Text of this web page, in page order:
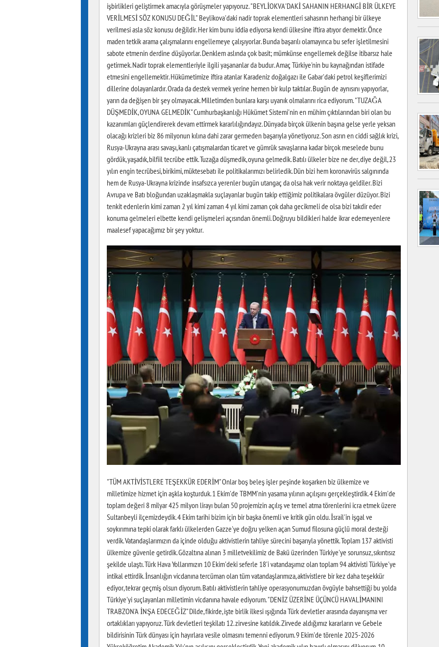
işbirlikleri geliştirmek amacıyla görüşmeler yapıyoruz. "BEYLİOKVA'DAKİ SAHANIN HERHANGİ BİR ÜLKEYE
VERİLMESİ SÖZ KONUSU DEĞİL" Beylikova'daki nadir toprak elementleri sahasının herhangi bir ülkeye
verilmesi asla söz konusu değildir. Her kim bunu iddia ediyorsa kendi ülkesine iftira atıyor demektir. Önce
maden tetkik arama çalışmalarını engellemeye çalışıyorlar. Bunda başarılı olamayınca bu sefer işletilmesini
sabote etmenin derdine düşüyorlar. Denklem aslında çok basit; mümkünse engellemek değilse itibarsız hale
getirmek. Nadir toprak elementleriyle ilgili yaşananlar da budur. Amaç Türkiye'nin bu kaynağından istifade
etmesini engellemektir. Hükümetimize iftira atanlar Karadeniz doğalgazı ile Gabar'daki petrol keşiflerimizi
dillerine dolayanlardır. Orada da destek vermek yerine hemen bir kulp taktılar. Bugün de aynısını yapıyorlar,
yarın da değişen bir şey olmayacak. Milletimden bunlara karşı uyanık olmalarını rica ediyorum. "TUZAĞA
DÜŞMEDİK, OYUNA GELMEDİK" Cumhurbaşkanlığı Hükümet Sistemi'nin en mühim çıktılarından biri olan bu
kazanımları güçlendirerek devam ettirmek kararlılığındayız. Dünyada birçok ülkenin başına gelse yerle yeksan
olacağı krizleri biz 86 milyonun kılına dahi zarar germeden başarıyla yönetiyoruz. Son asrın en ciddi sağlık krizi,
Rusya-Ukrayna arası savaşı, kanlı çatışmalardan ticaret ve gümrük savaşlarına kadar birçok meselede bunu
gördük, yaşadık, bilfiil tecrübe ettik. Tuzağa düşmedik, oyuna gelmedik. Batılı ülkeler bize ne der, diye değil, 23
yılın engin tecrübesi, birikimi, müktesebatı ile politikalarımızı belirledik. Dün bizi hem koronavirüs salgınında
hem de Rusya-Ukrayna krizinde insafsızca yerenler bugün utangaç da olsa hak verir noktaya geldiler. Bizi
Avrupa ve Batı bloğundan uzaklaşmakla suçlayanlar bugün takip ettiğimiz politikalara övgüler düzüyor. Bizi
tenkit edenlerin kimi zaman 2 yıl kimi zaman 4 yıl kimi zaman çok daha gecikmeli de olsa bizi takdir eder
konuma gelmeleri elbette kendi gelişmeleri açısından önemli. Doğruyu bildikleri halde ikrar edemeyenlere
maalesef yapacağımız bir şey yoktur.
"TÜM AKTİVİSTLERE TEŞEKKÜR EDERİM" Onlar boş beleş işler peşinde koşarken biz ülkemize ve
milletimize hizmet için aşkla koşturduk. 1 Ekim'de TBMM'nin yasama yılının açılışını gerçekleştirdik. 4 Ekim'de
toplam değeri 8 milyar 425 milyon lirayı bulan 50 projemizin açılış ve temel atma törenlerini icra etmek üzere
Sultanbeyli ilçemizdeydik. 4 Ekim tarihi bizim için bir başka önemli ve kritik gün oldu. İsrail'in işgal ve
soykırımına tepki olarak farklı ülkelerden Gazze'ye doğru yelken açan Sumud filosuna güçlü moral desteği
verdik. Vatandaşlarımızın da içinde olduğu aktivistlerin tahliye sürecini başarıyla yönettik. Toplam 137 aktivisti
ülkemize güvenle getirdik. Gözaltına alınan 3 milletvekilimiz de Bakü üzerinden Türkiye'ye sorunsuz, sıkıntısız
şekilde ulaştı. Türk Hava Yollarımızın 10 Ekim'deki seferle 18'i vatandaşımız olan toplam 94 aktivisti Türkiye'ye
intikal ettirdik. İnsanlığın vicdanına tercüman olan tüm vatandaşlarımıza, aktivistlere bir kez daha teşekkür
ediyor, tekrar geçmiş olsun diyorum. Batılı aktivistlerin tahliye operasyonumuzdan övgüyle bahsettiği bu yolda
Türkiye'yi suçlayanları milletimin vicdanına havale ediyorum. "DENİZ ÜZERİNE ÜÇÜNCÜ HAVALİMANINI
TRABZON'A İNŞA EDECEĞİZ" Dilde, fikirde, işte birlik ilkesi ışığında Türk devletler arasında dayanışma ver
ortaklıkları yapıyoruz. Türk devletleri teşkilatı 12. zirvesine katıldık. Zirvede aldığımız kararların ve Gebele
bildirisinin Türk dünyası için hayırlara vesile olmasını temenni ediyorum. 9 Ekim'de törenle 2025-2026